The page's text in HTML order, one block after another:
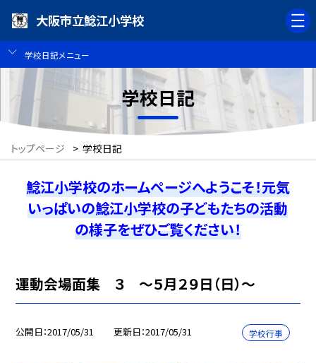
大阪市立鯰江小学校
学校日記メニュー
学校日記
トップページ > 学校日記
鯰江小学校のホームページへようこそ！元気
いっぱいの鯰江小学校の子どもたちの活動
の様子をぜひご覧ください！
運動会場面集 ３ 〜５月２９日（日）〜
公開日 2017/05/31 更新日 2017/05/31 学校行事